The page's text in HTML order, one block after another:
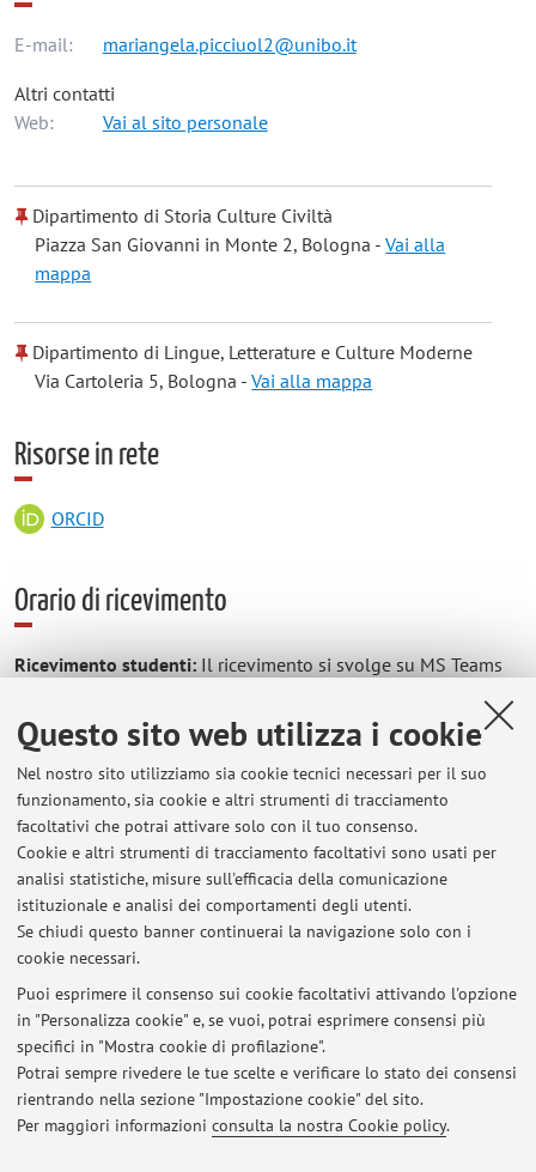
Questo sito web utilizza i cookie
Nel nostro sito utilizziamo sia cookie tecnici necessari per il suo
funzionamento, sia cookie e altri strumenti di tracciamento
facoltativi che potrai attivare solo con il tuo consenso.
Cookie e altri strumenti di tracciamento facoltativi sono usati per
analisi statistiche, misure sull'efficacia della comunicazione
istituzionale e analisi dei comportamenti degli utenti.
Se chiudi questo banner continuerai la navigazione solo con i
cookie necessari.
Puoi esprimere il consenso sui cookie facoltativi attivando l'opzione
in "Personalizza cookie" e, se vuoi, potrai esprimere consensi più
specifici in "Mostra cookie di profilazione".
Potrai sempre rivedere le tue scelte e verificare lo stato dei consensi
rientrando nella sezione "Impostazione cookie" del sito.
Per maggiori informazioni consulta la nostra Cookie policy.
E-mail: mariangela.picciuol2@unibo.it
Altri contatti
Web:
Vai al sito personale
Dipartimento di Storia Culture Civiltà
Piazza San Giovanni in Monte 2, Bologna -Vai alla
mappa
Dipartimento di Lingue, Letterature e Culture Moderne
Via Cartoleria 5, Bologna -Vai alla mappa
Risorse in rete
ORCID
Orario di ricevimento
Ricevimento studenti:Il ricevimento si svolge su MS Teams
incontro, si prega di inviare una richiesta via e-mail
all’indirizzo: mariangela.picciuol2@unibo.it
Ultimi avvisi
(ARCO - DISCI) Exam Results – Inglese 1 and Inglese 2 (9 June 2026)
Pubblicato il: 15 giugno 2026
Mediation English – Oral Exam Results (May 27, 2026)
Pubblicato il: 27 maggio 2026
Inglese 2 - ARCO (DISCI): Results – English 2 Exam – May 26, 2026
Pubblicato il: 26 maggio 2026